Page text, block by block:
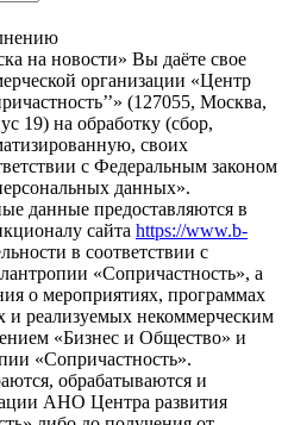
на новости» Вы даёте свое
организации «Центр
(127055, Москва,
19) на обработку (сбор,
своих
с Федеральным законом
данных».
данные предоставляются в
сайта https://www.b-
в соответствии с
«Сопричастность», а
о мероприятиях, программах
и реализуемых некоммерческим
«Бизнес и Общество» и
«Сопричастность».
обрабатываются и
АНО Центра развития